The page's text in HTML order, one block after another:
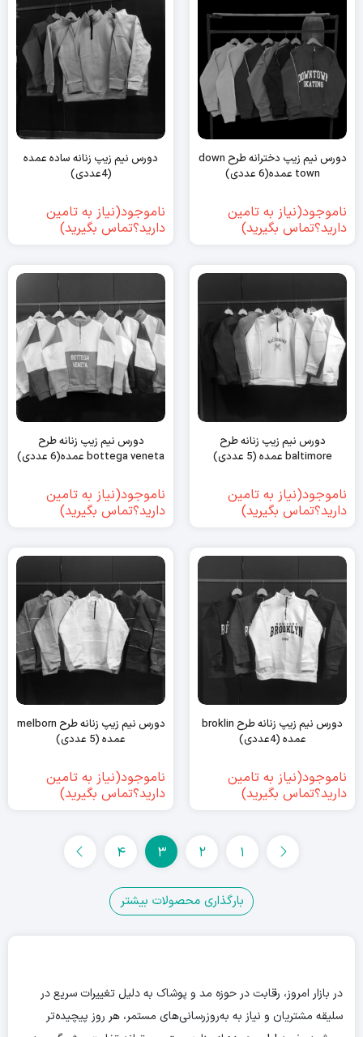
دورس نیم زیپ دخترانه طرح down
town عمده(6 عددی)
ناموجود(نیاز به تامین
دارید؟تماس بگیرید)
دورس نیم زیپ زنانه ساده عمده
(4عددی)
ناموجود(نیاز به تامین
دارید؟تماس بگیرید)
دورس نیم زیپ زنانه طرح
baltimore عمده (5 عددی)
ناموجود(نیاز به تامین
دارید؟تماس بگیرید)
دورس نیم زیپ زنانه طرح
bottega veneta عمده(6 عددی)
ناموجود(نیاز به تامین
دارید؟تماس بگیرید)
دورس نیم زیپ زنانه طرح broklin
عمده (4عددی)
ناموجود(نیاز به تامین
دارید؟تماس بگیرید)
دورس نیم زیپ زنانه طرح melborn
عمده (5 عددی)
ناموجود(نیاز به تامین
دارید؟تماس بگیرید)
1
2
3
4
بارگذاری محصولات بیشتر
در بازار امروز، رقابت در حوزه مد و پوشاک به دلیل تغییرات سریع در
سلیقه مشتریان و نیاز به به‌روزرسانی‌های مستمر، هر روز پیچیده‌تر